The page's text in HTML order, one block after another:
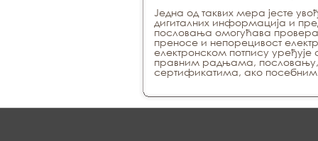
Једна од таквих мера јесте
дигиталних информација и
пословања омогућава провера
преносе и непорецивост
електронском потпису
правним радњама, пословању,
сертификатима, ако посебним